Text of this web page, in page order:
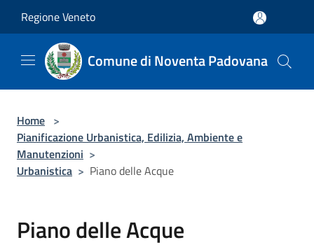
Regione Veneto
Comune di Noventa Padovana
Home >
Pianificazione Urbanistica, Edilizia, Ambiente e
Manutenzioni >
Urbanistica > Piano delle Acque
Piano delle Acque